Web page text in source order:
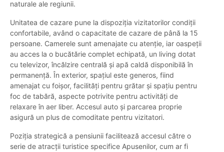
naturale ale regiunii.
Unitatea de cazare pune la dispoziția vizitatorilor condiții
confortabile, având o capacitate de cazare de până la 15
persoane. Camerele sunt amenajate cu atenție, iar oaspeții
au acces la o bucătărie complet echipată, un living dotat
cu televizor, încălzire centrală și apă caldă disponibilă în
permanență. În exterior, spațiul este generos, fiind
amenajat cu foișor, facilități pentru grătar și spațiu pentru
foc de tabără, aspecte potrivite pentru activități de
relaxare în aer liber. Accesul auto și parcarea proprie
asigură un plus de comoditate pentru vizitatori.
Poziția strategică a pensiunii facilitează accesul către o
serie de atracții turistice specifice Apusenilor, cum ar fi